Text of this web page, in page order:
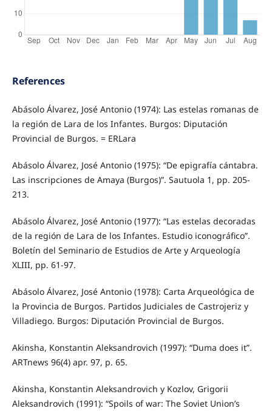
References
Abásolo Álvarez, José Antonio (1974): Las estelas romanas de
la región de Lara de los Infantes. Burgos: Diputación
Provincial de Burgos. = ERLara
Abásolo Álvarez, José Antonio (1975): “De epigrafía cántabra.
Las inscripciones de Amaya (Burgos)”. Sautuola 1, pp. 205-
213.
Abásolo Álvarez, José Antonio (1977): “Las estelas decoradas
de la región de Lara de los Infantes. Estudio iconográfico”.
Boletín del Seminario de Estudios de Arte y Arqueología
XLIII, pp. 61-97.
Abásolo Álvarez, José Antonio (1978): Carta Arqueológica de
la Provincia de Burgos. Partidos Judiciales de Castrojeriz y
Villadiego. Burgos: Diputación Provincial de Burgos.
Akinsha, Konstantin Aleksandrovich (1997): “Duma does it”.
ARTnews 96(4) apr. 97, p. 65.
Akinsha, Konstantin Aleksandrovich y Kozlov, Grigorii
Aleksandrovich (1991): “Spoils of war: The Soviet Union’s